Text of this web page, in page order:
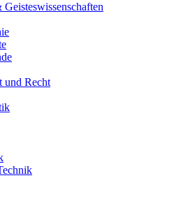
und Recht